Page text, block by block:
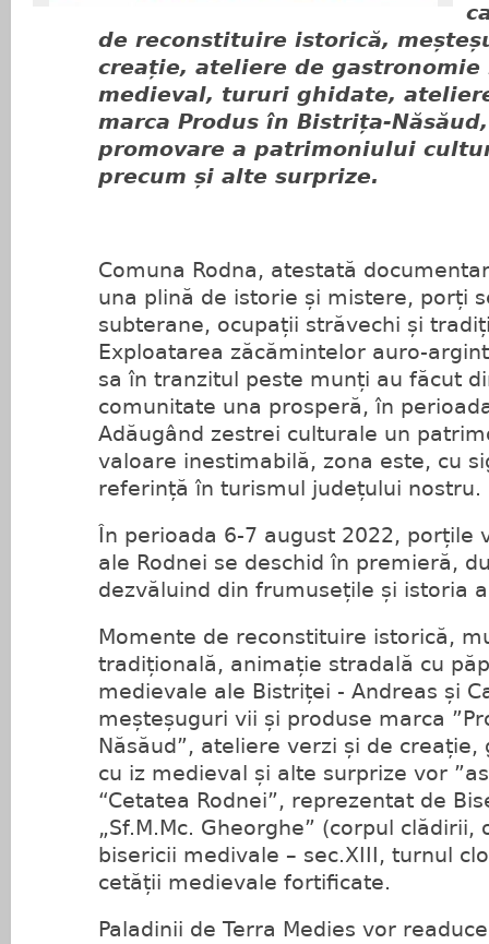
de reconstituire istorică,
creație, ateliere de gastronomie
medieval, tururi ghidate,
marca Produs în Bistrița-
promovare a patrimoniului
precum și alte surprize.
Comuna Rodna, atestată
una plină de istorie și mistere, porți
subterane, ocupații străvechi și
Exploatarea zăcămintelor auro-
sa în tranzitul peste munți au făcut
comunitate una prosperă, în
Adăugând zestrei culturale un
valoare inestimabilă, zona este, cu
referință în turismul județului nostru.
În perioada 6-7 august 2022, porțile
ale Rodnei se deschid în premieră,
dezvăluind din frumusețile și istoria
Momente de reconstituire istorică,
tradițională, animație stradală cu
medievale ale Bistriței - Andreas și
meșteșuguri vii și produse marca
Năsăud”, ateliere verzi și de
cu iz medieval și alte surprize vor
“Cetatea Rodnei”, reprezentat de
„Sf.M.Mc. Gheorghe” (corpul
bisericii medivale – sec.XIII, turnul
cetății medievale fortificate.
Paladinii de Terra Medies vor